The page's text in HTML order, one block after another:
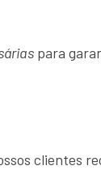
para
clientes